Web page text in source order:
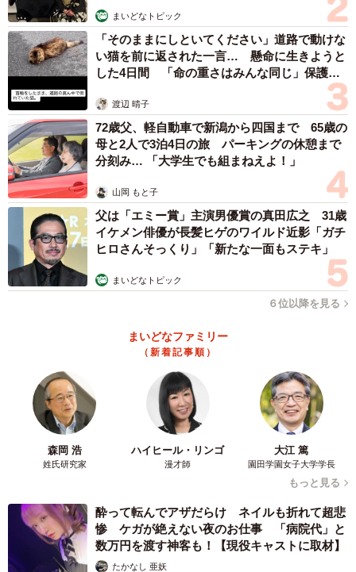
まいどなトピック
「そのままにしといてください」道路で動けな
い猫を前に返された一言… 懸命に生きようと
した4日間 「命の重さはみんな同じ」保護団
渡辺 晴子
72歳父、軽自動車で新潟から四国まで 65歳の
母と2人で3泊4日の旅 パーキングの休憩まで
分刻み… 「大学生でも組まねえよ！」
山岡 もと子
父は「エミー賞」主演男優賞の真田広之 31歳
イケメン俳優が長髪ヒゲのワイルド近影「ガチ
ヒロさんそっくり」「新たな一面もステキ」
まいどなトピック
６位以降を見る
まいどなファミリー
（新着記事順）
森岡 浩
姓氏研究家
ハイヒール・リンゴ
漫才師
大江 篤
園田学園女子大学学長
もっと見る
酔って転んでアザだらけ ネイルも折れて超悲
惨 ケガが絶えない夜のお仕事 「病院代」と
数万円を渡す神客も！【現役キャストに取材】
たかなし 亜妖